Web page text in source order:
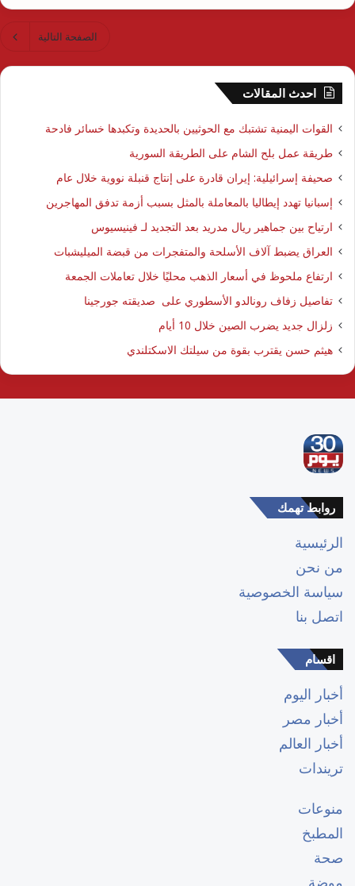
الصفحة التالية
احدث المقالات
القوات اليمنية تشتبك مع الحوثيين بالحديدة وتكبدها خسائر فادحة
طريقة عمل بلح الشام على الطريقة السورية
صحيفة إسرائيلية: إيران قادرة على إنتاج قنبلة نووية خلال عام
إسبانيا تهدد إيطاليا بالمعاملة بالمثل بسبب أزمة تدفق المهاجرين
ارتياح بين جماهير ريال مدريد بعد التجديد لـ فينيسيوس
العراق يضبط آلاف الأسلحة والمتفجرات من قبضة الميليشبات
ارتفاع ملحوظ في أسعار الذهب محليًا خلال تعاملات الجمعة
تفاصيل زفاف رونالدو الأسطوري على صديقته جورجينا
زلزال جديد يضرب الصين خلال 10 أيام
هيثم حسن يقترب بقوة من سيلتك الاسكتلندي
روابط تهمك
الرئيسية
من نحن
سياسة الخصوصية
اتصل بنا
اقسام
أخبار اليوم
أخبار مصر
أخبار العالم
تريندات
منوعات
المطبخ
صحة
موضة